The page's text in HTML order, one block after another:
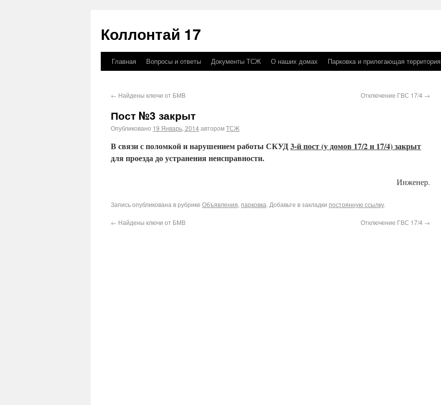
Коллонтай 17
Главная Вопросы и ответы Документы ТСЖ О наших домах Парковка и прилегающая территория
← Найдены ключи от БМВ Отключение ГВС 17/4 →
Пост №3 закрыт
Опубликовано 19 Январь, 2014авторомТСЖ
В связи с поломкой и нарушением работы СКУД3-й пост (у домов 17/2 и 17/4) закрыт
для проезда до устранения неисправности.
Инженер.
Запись опубликована в рубрике Объявления, парковка. Добавьте в закладки постоянную ссылку.
← Найдены ключи от БМВ Отключение ГВС 17/4 →